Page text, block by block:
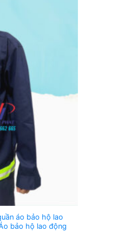
áo bảo hộ lao
bảo hộ lao động